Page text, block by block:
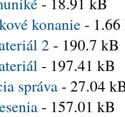
konanie -
2 - 190.7 kB
- 197.41 kB
správa - 27.04
- 157.01 kB